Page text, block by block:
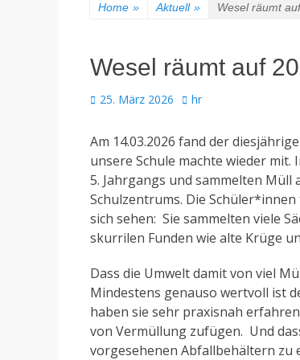
Home » Aktuell » Wesel räumt
Wesel räumt auf
Veröffentlicht
25. März 2026 Autor
hr
Am 14.03.2026 fand der
unsere Schule machte wieder
5. Jahrgangs und sammelten Müll
Schulzentrums. Die
sich sehen: Sie sammelten viele
skurrilen Funden wie alte Krüge
Dass die Umwelt damit von viel
Mindestens genauso wertvoll ist
haben sie sehr praxisnah
von Vermüllung zufügen. Und
vorgesehenen Abfallbehältern zu